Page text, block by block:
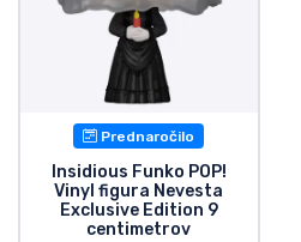
Prednaročilo
Insidious Funko POP!
Vinyl figura Nevesta
Exclusive Edition 9
centimetrov
Outlet izdelki
Dostava in plačilo
Tv serijske izdelki
Filmske izdelki